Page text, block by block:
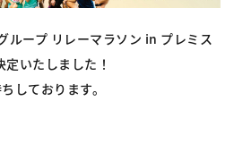
ループ リレーマラソン in プレミス
いたしました！
しております。